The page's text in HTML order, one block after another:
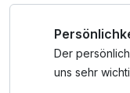
- Donnerstags
Hotelterrasse (in
- Tipp:
Der
uns sehr